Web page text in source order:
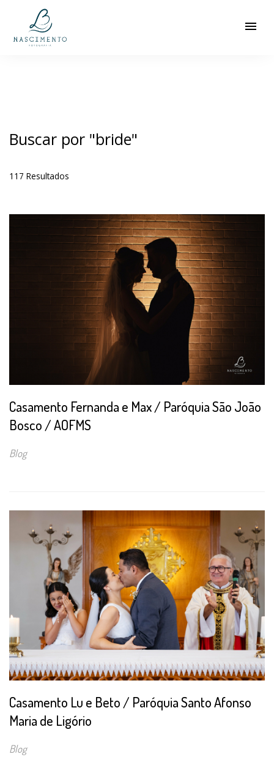
menu
Buscar por "bride"
117 Resultados
Casamento Fernanda e Max / Paróquia São João
Bosco / AOFMS
Blog
Casamento Lu e Beto / Paróquia Santo Afonso
Maria de Ligório
Blog